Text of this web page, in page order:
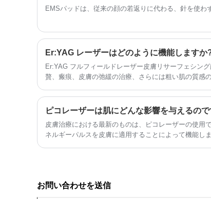
は、乾燥肌や皮むけの状態を改善す
ャル クリーニング 水酸素ジェット
ドロ フェイシャル
EMSパッドは、従来の顔の若返りに代わる、針を使わ
Er:YAG レーザーはどのように機能しますか
Er:YAG フルフィールドレーザー皮膚リサーフェシン
贅、瘢痕、皮膚の弛緩の治療、さらには粗い肌の質感
ピコレーザーは肌にどんな影響を与えるので
皮膚治療における最新のものは、ピコレーザーの使用
ネルギーパルスを皮膚に適用することによって機能し
お問い合わせを送信